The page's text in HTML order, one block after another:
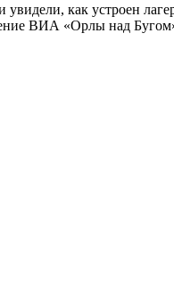
как устроен
ВИА «Орлы над